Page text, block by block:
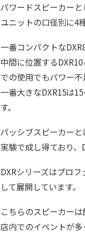
パワードスピーカーと
ユニットの口径別に4
一番コンパクトな
中間に位置する
での使用でもパワー不
一番大きなDXR15は
す。
パッシブスピーカー
実験で成し得ており、
DXRシリーズはプロ
して展開しています。
こちらのスピーカー
店内でのイベントが多